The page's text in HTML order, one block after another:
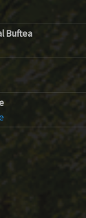
Buftea